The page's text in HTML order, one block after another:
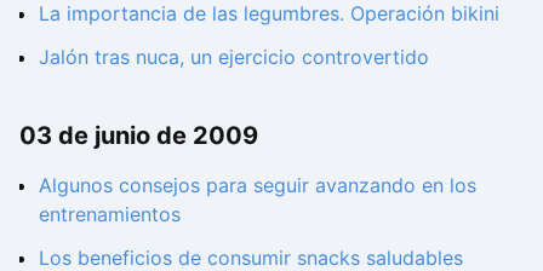
La importancia de las legumbres. Operación bikini
Jalón tras nuca, un ejercicio controvertido
03 de junio de 2009
Algunos consejos para seguir avanzando en los
entrenamientos
Los beneficios de consumir snacks saludables